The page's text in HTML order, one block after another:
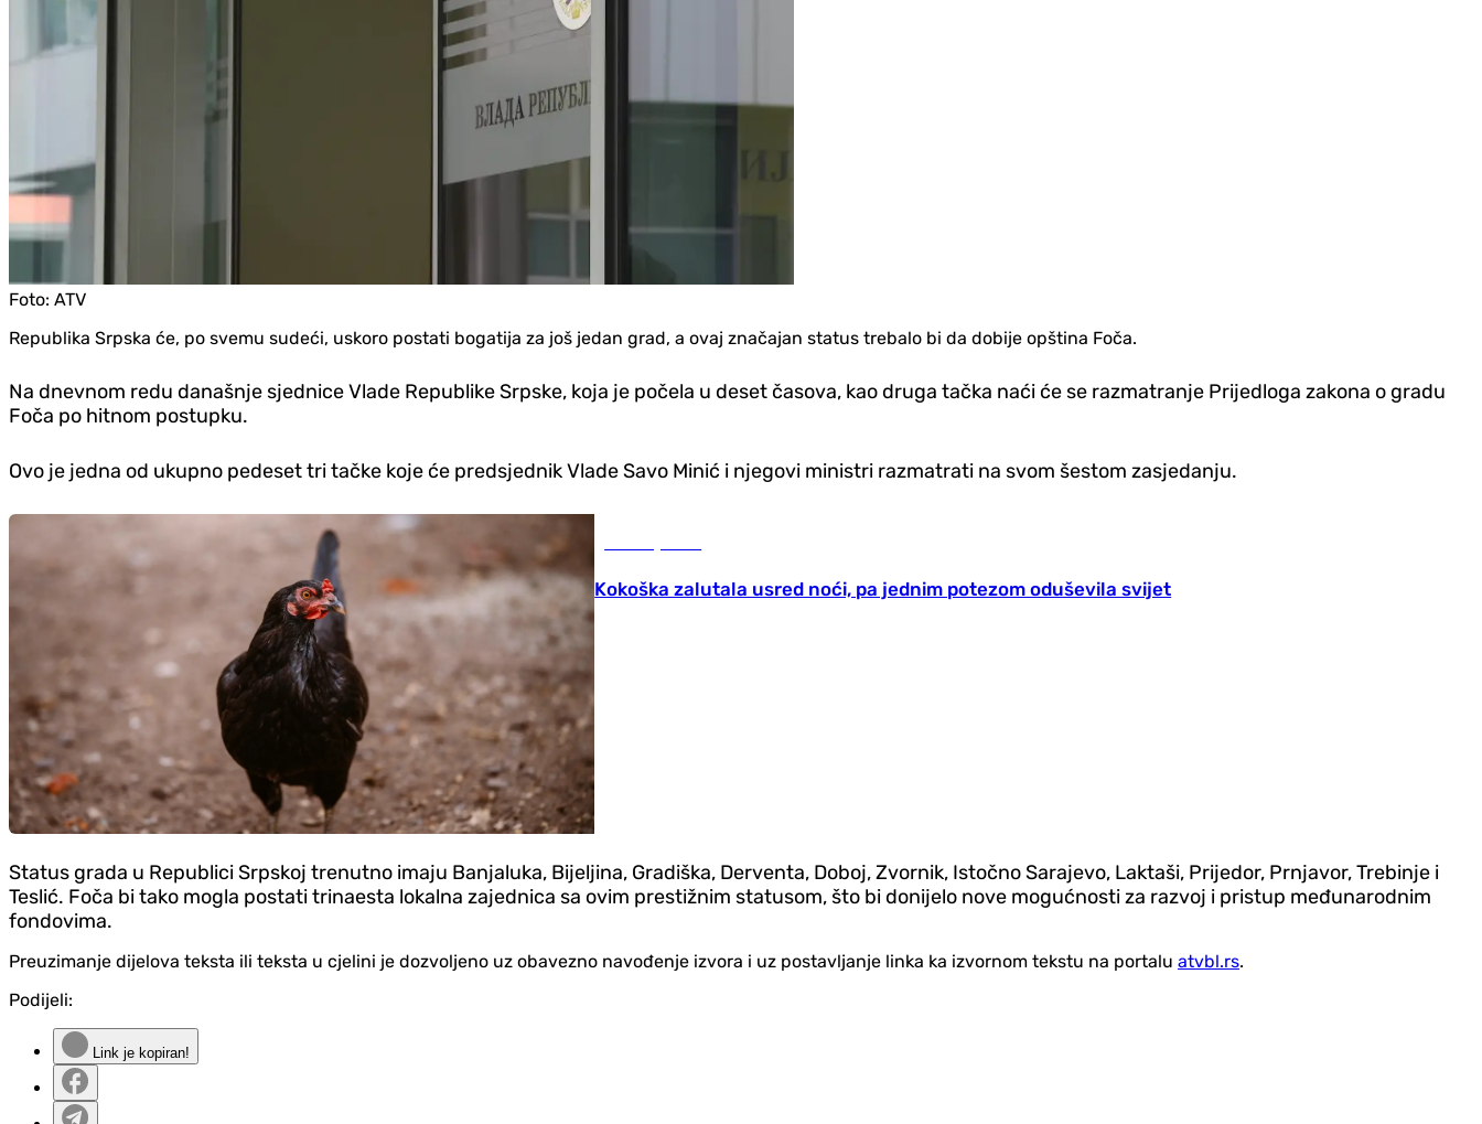
Foto: ATV
Republika Srpska će, po svemu sudeći, uskoro postati bogatija za još jedan grad, a ovaj značajan status trebalo bi da dobije opština Foča.
Na dnevnom redu današnje sjednice Vlade Republike Srpske, koja je počela u deset časova, kao druga tačka naći će se razmatranje Prijedloga zakona o gradu
Foča po hitnom postupku.
Ovo je jedna od ukupno pedeset tri tačke koje će predsjednik Vlade Savo Minić i njegovi ministri razmatrati na svom šestom zasjedanju.
Kokoška zalutala usred noći, pa jednim potezom oduševila svijet
Status grada u Republici Srpskoj trenutno imaju Banjaluka, Bijeljina, Gradiška, Derventa, Doboj, Zvornik, Istočno Sarajevo, Laktaši, Prijedor, Prnjavor, Trebinje i
Teslić. Foča bi tako mogla postati trinaesta lokalna zajednica sa ovim prestižnim statusom, što bi donijelo nove mogućnosti za razvoj i pristup međunarodnim
fondovima.
Preuzimanje dijelova teksta ili teksta u cjelini je dozvoljeno uz obavezno navođenje izvora i uz postavljanje linka ka izvornom tekstu na portalu atvbl.rs.
Podijeli:
Link je kopiran!